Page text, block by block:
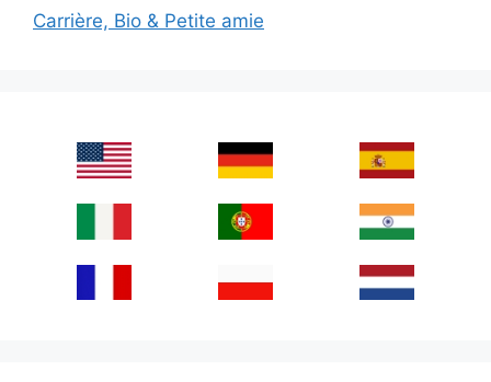
Carrière, Bio & Petite amie